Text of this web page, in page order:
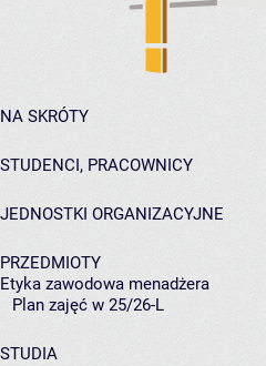
NA SKRÓTY
STUDENCI, PRACOWNICY
JEDNOSTKI ORGANIZACYJNE
PRZEDMIOTY
Etyka zawodowa menadżera
Plan zajęć w 25/26-L
STUDIA